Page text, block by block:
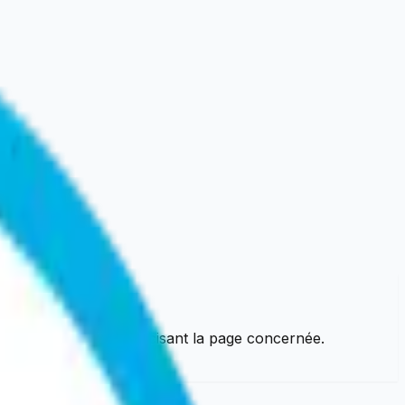
nous en précisant la page concernée.